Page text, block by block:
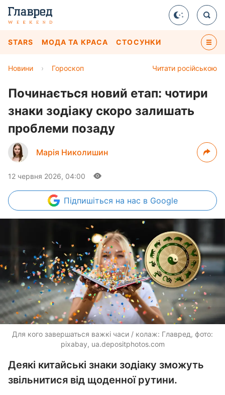
STARS МОДА ТА КРАСА СТОСУНКИ
Читати російською
Новини › Гороскоп
Починається новий етап: чотири
знаки зодіаку скоро залишать
проблеми позаду
Марія Николишин
12 червня 2026, 04:00
Підпишіться на нас в Google
Для кого завершаться важкі часи / колаж: Главред, фото:
pixabay, ua.depositphotos.com
Деякі китайські знаки зодіаку зможуть
звільнитися від щоденної рутини.